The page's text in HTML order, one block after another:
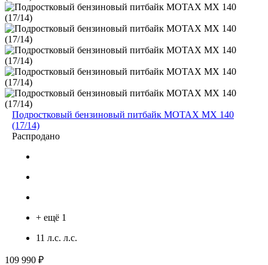
Подростковый бензиновый питбайк MOTAX MX 140
(17/14)
Распродано
+ ещё 1
11 л.с. л.с.
109 990 ₽